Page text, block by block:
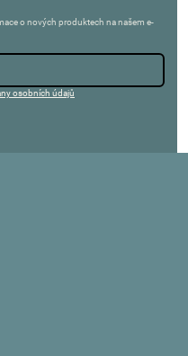
o nových produktech na našem e-
osobních údajů